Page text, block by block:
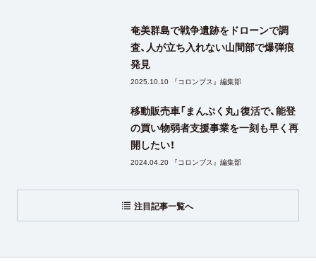
注目記事一覧へ
奄美群島で戦争遺跡をドローンで調
査、人が立ち入れない山間部で爆弾痕
発見
2025.10.10 『コロンブス』編集部
移動販売車「まんぷく丸」復活で、能登
の買い物弱者支援事業を一刻も早く再
開したい！
2024.04.20 『コロンブス』編集部